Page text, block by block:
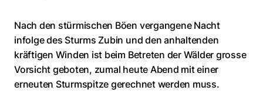
Nach den stürmischen Böen vergangene Nacht
infolge des Sturms Zubin und den anhaltenden
kräftigen Winden ist beim Betreten der Wälder grosse
Vorsicht geboten, zumal heute Abend mit einer
erneuten Sturmspitze gerechnet werden muss.